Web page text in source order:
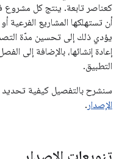
أن تستهلكها المشاريع
يؤدي ذلك إلى تحسين مدّة
إعادة إنشائها، بالإضافة إلى
التطبيق.
سنشرح بالتفصيل كيفية تحديد
الإصدار .